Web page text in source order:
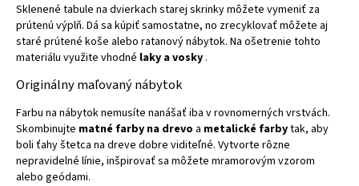
Sklenené tabule na dvierkach starej skrinky môžete vymeniť za
prútenú výplň. Dá sa kúpiť samostatne, no zrecyklovať môžete aj
staré prútené koše alebo ratanový nábytok. Na ošetrenie tohto
materiálu využite vhodné laky a vosky .
Originálny maľovaný nábytok
Farbu na nábytok nemusíte nanášať iba v rovnomerných vrstvách.
Skombinujte matné farby na drevo a metalické farbytak, aby
boli ťahy štetca na dreve dobre viditeľné. Vytvorte rôzne
nepravidelné línie, inšpirovať sa môžete mramorovým vzorom
alebo geódami.